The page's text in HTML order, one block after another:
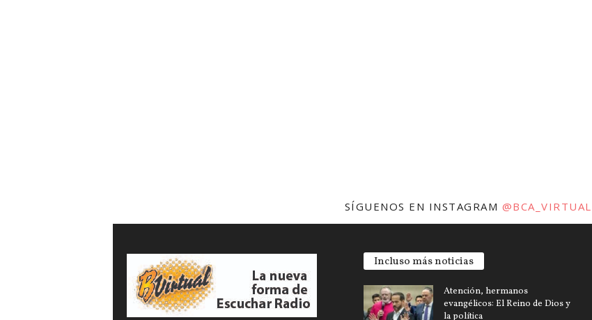
SÍGUENOS EN INSTAGRAM @BCA_VIRTUAL
Incluso más noticias
Atención, hermanos
evangélicos: El Reino de Dios y
la política